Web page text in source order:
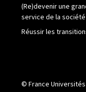
(Re)devenir une
service de la société
Réussir les
© France Universités